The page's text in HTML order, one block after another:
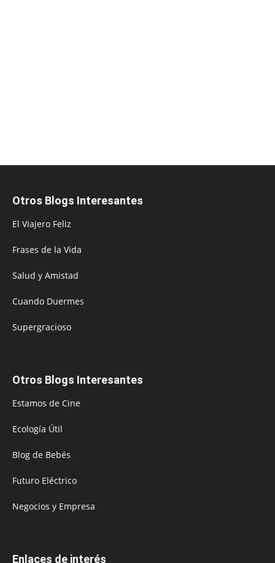
Otros Blogs Interesantes
El Viajero Feliz
Frases de la Vida
Salud y Amistad
Cuando Duermes
Supergracioso
Otros Blogs Interesantes
Estamos de Cine
Ecología Útil
Blog de Bebés
Futuro Eléctrico
Negocios y Empresa
Enlaces de interés